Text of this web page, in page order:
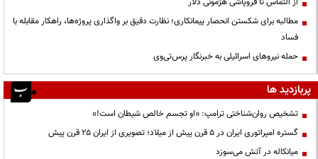
مطالبه برای شکستن انحصار پیمانکاری؛ نظارت دقیق بر واگذاری پروژه‌ها، راهکار مقابله با
فساد
حمله نیروهای اسرائیلی به خبرنگار پرس‌تی‌وی
پربازدید ها
تشخیص روان‌شناختی ترامپ: «او تجسم خالص شیطان است!»
گستره امپراتوری ایران در ۵ قرن پیش از میلاد؛ تصویری از ایران ۲۵ قرن پیش
میانکاله در آتش می‌سوزد